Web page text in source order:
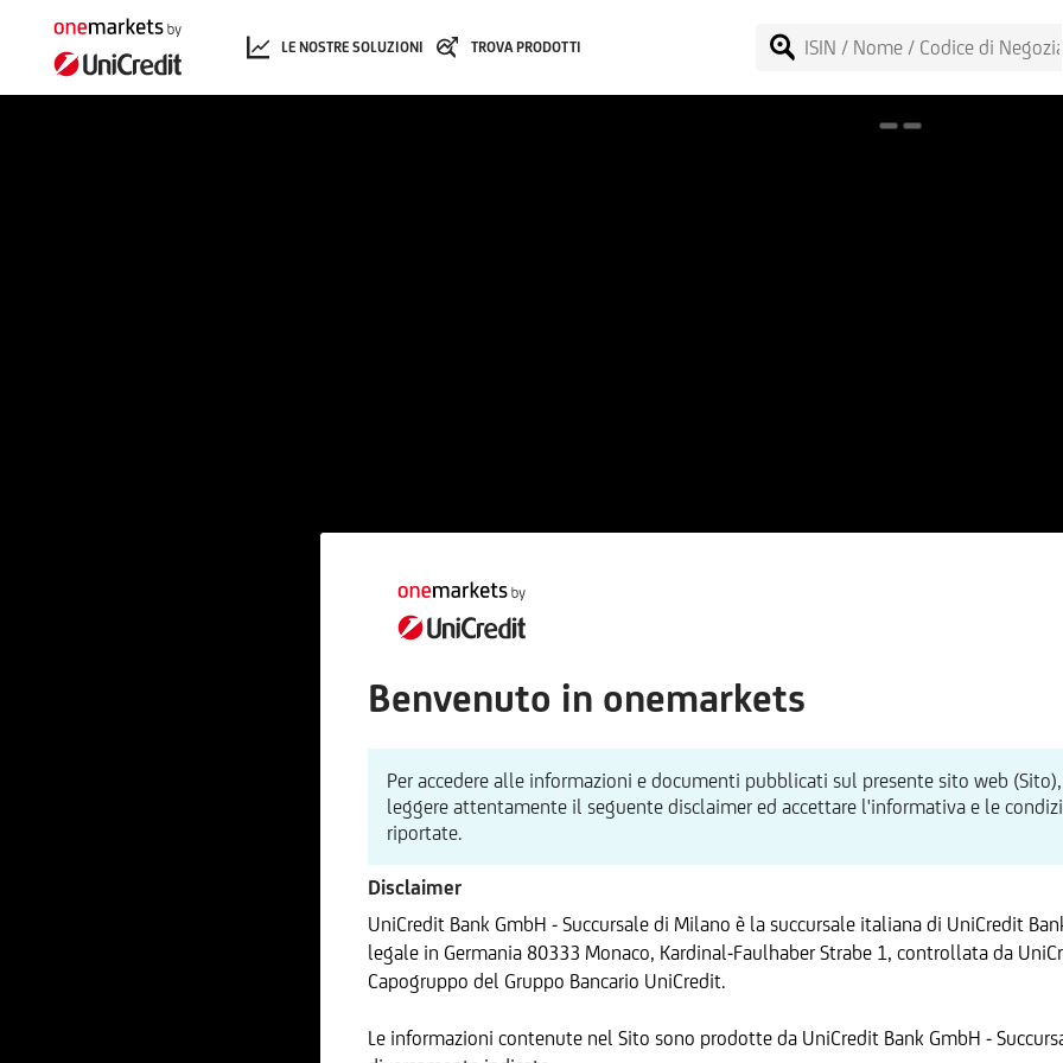
LE NOSTRE SOLUZIONI TROVA PRODOTTI
Benvenuto in onemarkets
Per accedere alle informazioni e documenti pubblicati sul presente sito web
leggere attentamente il seguente disclaimer ed accettare l'informativa e le
riportate.
Disclaimer
UniCredit Bank GmbH - Succursale di Milano è la succursale italiana di UniCredit
legale in Germania 80333 Monaco, Kardinal-Faulhaber Strabe 1, controllata da
Capogruppo del Gruppo Bancario UniCredit.
Le informazioni contenute nel Sito sono prodotte da UniCredit Bank GmbH -